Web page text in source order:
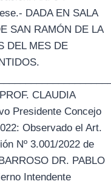
DADA EN SALA
SAN RAMÓN DE LA
DEL MES DE
CLAUDIA
Presidente Concejo
Observado el Art.
Nº 3.001/2022 de
DR. PABLO
Intendente